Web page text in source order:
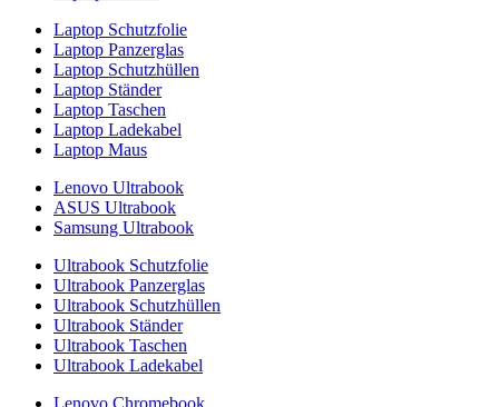
Laptop Schutzfolie
Laptop Panzerglas
Laptop Schutzhüllen
Laptop Ständer
Laptop Taschen
Laptop Ladekabel
Laptop Maus
Lenovo Ultrabook
ASUS Ultrabook
Samsung Ultrabook
Ultrabook Schutzfolie
Ultrabook Panzerglas
Ultrabook Schutzhüllen
Ultrabook Ständer
Ultrabook Taschen
Ultrabook Ladekabel
Lenovo Chromebook